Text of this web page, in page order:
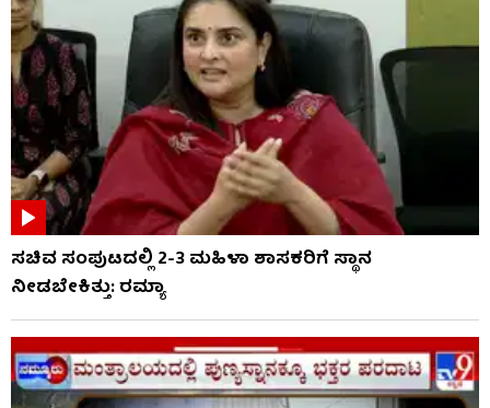
ಸಚಿವ ಸಂಪುಟದಲ್ಲಿ 2-3 ಮಹಿಳಾ ಶಾಸಕರಿಗೆ ಸ್ಥಾನ
ನೀಡಬೇಕಿತ್ತು: ರಮ್ಯಾ